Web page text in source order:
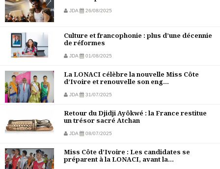
JDA 26/08/2025
Culture et francophonie : plus d’une décennie
de réformes
JDA 01/08/2025
La LONACI célèbre la nouvelle Miss Côte
d’Ivoire et renouvelle son eng...
JDA 31/07/2025
Retour du Djidji Ayôkwé : la France restitue
un trésor sacré Atchan
JDA 08/07/2025
Miss Côte d’Ivoire : Les candidates se
préparent à la LONACI, avant la...